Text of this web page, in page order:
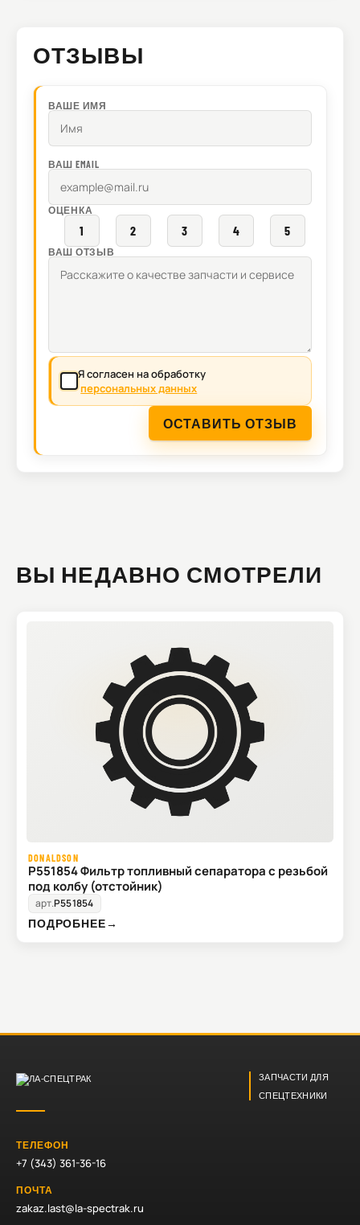
ОТЗЫВЫ
ВАШЕ ИМЯ
ВАШ EMAIL
ОЦЕНКА
1 2 3 4 5
ВАШ ОТЗЫВ
Я согласен на обработку
персональных данных
ОСТАВИТЬ ОТЗЫВ
ВЫ НЕДАВНО СМОТРЕЛИ
DONALDSON
P551854 Фильтр топливный сепаратора с резьбой
под колбу (отстойник)
арт.P551854
ПОДРОБНЕЕ→
ЗАПЧАСТИ ДЛЯ
СПЕЦТЕХНИКИ
ТЕЛЕФОН
+7 (343) 361-36-16
ПОЧТА
zakaz.last@la-spectrak.ru